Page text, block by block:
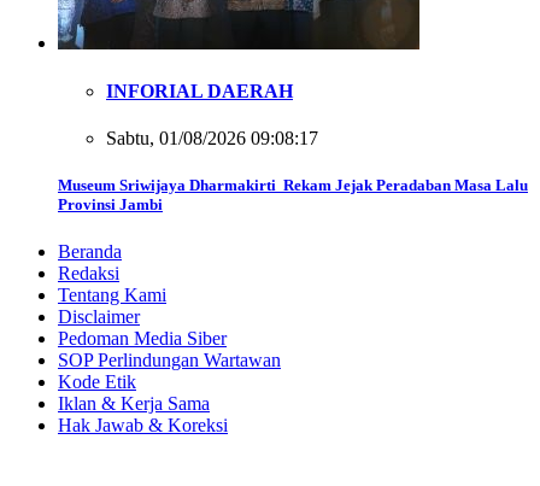
INFORIAL DAERAH
Sabtu, 01/08/2026 09:08:17
Museum Sriwijaya Dharmakirti Rekam Jejak Peradaban Masa Lalu
Provinsi Jambi
Beranda
Redaksi
Tentang Kami
Disclaimer
Pedoman Media Siber
SOP Perlindungan Wartawan
Kode Etik
Iklan & Kerja Sama
Hak Jawab & Koreksi